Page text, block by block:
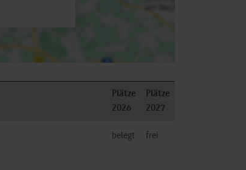
Plätze
2026
Plätze
2027
belegt frei